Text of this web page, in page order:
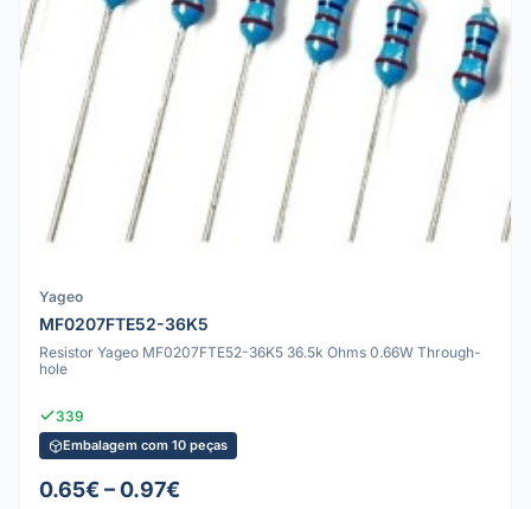
Yageo
MF0207FTE52-36K5
Resistor Yageo MF0207FTE52-36K5 36.5k Ohms 0.66W Through-
hole
339
Embalagem com 10 peças
0.65€ – 0.97€